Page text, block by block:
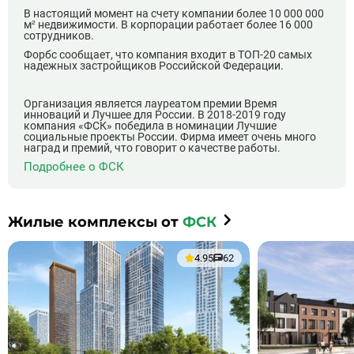
В настоящий момент на счету компании более 10 000 000
м² недвижимости. В корпорации работает более 16 000
сотрудников.
Форбс сообщает, что компания входит в ТОП-20 самых
надежных застройщиков Российской Федерации.
Организация является лауреатом премии Время
инноваций и Лучшее для России. В 2018-2019 году
компания «ФСК» победила в номинации Лучшие
социальные проекты России. Фирма имеет очень много
наград и премий, что говорит о качестве работы.
Подробнее о ФСК
Жилые комплексы от ФСК
4.95 62